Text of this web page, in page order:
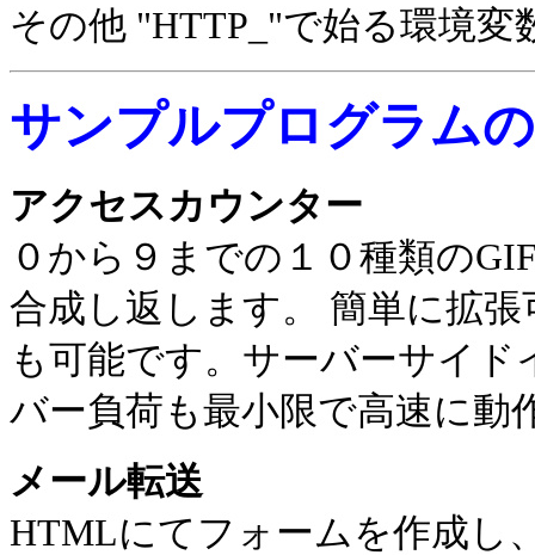
その他 "HTTP_"で始る環境変
サンプルプログラム
アクセスカウンター
０から９までの１０種類の
合成し返します。 簡単に拡
も可能です。サーバーサイ
バー負荷も最小限で高速に動
メール転送
HTMLにてフォームを作成し